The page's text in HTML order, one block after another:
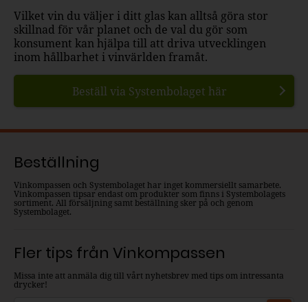
Vilket vin du väljer i ditt glas kan alltså göra stor
skillnad för vår planet och de val du gör som
konsument kan hjälpa till att driva utvecklingen
inom hållbarhet i vinvärlden framåt.
Beställ via Systembolaget här
Beställning
Vinkompassen och Systembolaget har inget kommersiellt samarbete.
Vinkompassen tipsar endast om produkter som finns i Systembolagets
sortiment. All försäljning samt beställning sker på och genom
Systembolaget.
Fler tips från Vinkompassen
Missa inte att anmäla dig till vårt nyhetsbrev med tips om intressanta
drycker!